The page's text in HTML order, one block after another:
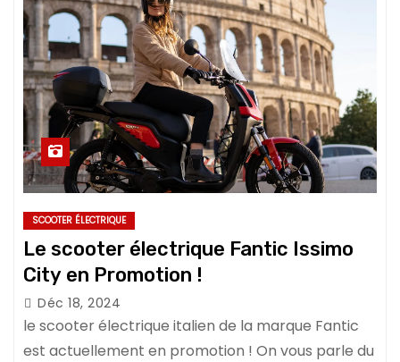
SCOOTER ÉLECTRIQUE
Le scooter électrique Fantic Issimo
City en Promotion !
Déc 18, 2024
le scooter électrique italien de la marque Fantic
est actuellement en promotion ! On vous parle du